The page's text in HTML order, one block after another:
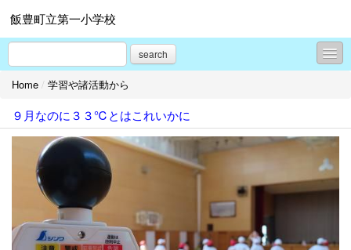
飯豊町立第一小学校
search
学校概要
学校行事から
過去のホームページはこちらから
お知らせ
学校だより
校舎改築情報
Home / 学習や諸活動から
９月なのに３３℃とはこれいかに